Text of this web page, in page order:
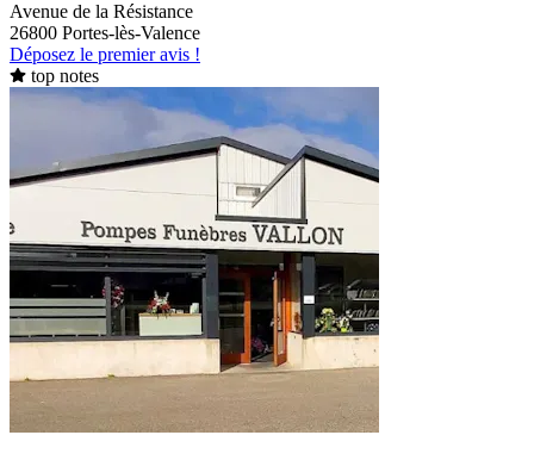
Avenue de la Résistance
26800 Portes-lès-Valence
Déposez le premier avis !
top notes